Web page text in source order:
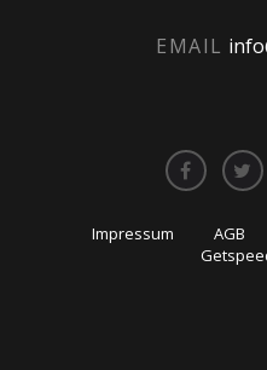
EMAIL
Impressum AGB